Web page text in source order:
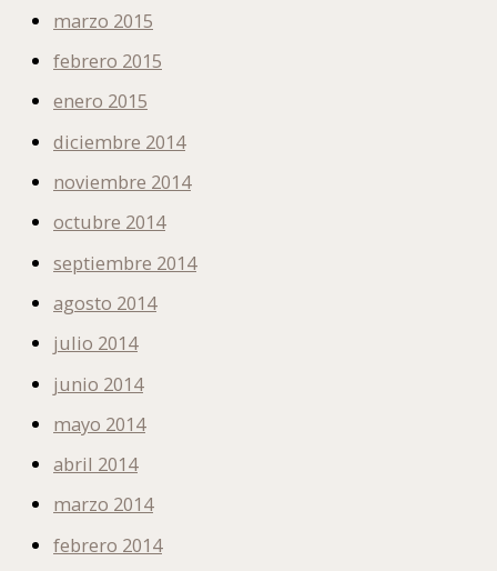
marzo 2015
febrero 2015
enero 2015
diciembre 2014
noviembre 2014
octubre 2014
septiembre 2014
agosto 2014
julio 2014
junio 2014
mayo 2014
abril 2014
marzo 2014
febrero 2014